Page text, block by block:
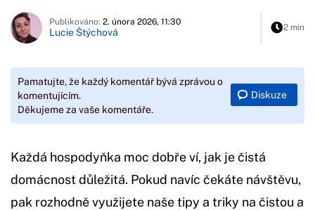
Publikováno: 2. února 2026, 11:30
Lucie Štýchová 2 min
Pamatujte, že každý komentář bývá zprávou o
komentujícím.
Děkujeme za vaše komentáře.
Diskuze
Každá hospodyňka moc dobře ví, jak je čistá
domácnost důležitá. Pokud navíc čekáte návštěvu,
pak rozhodně využijete naše tipy a triky na čistou a